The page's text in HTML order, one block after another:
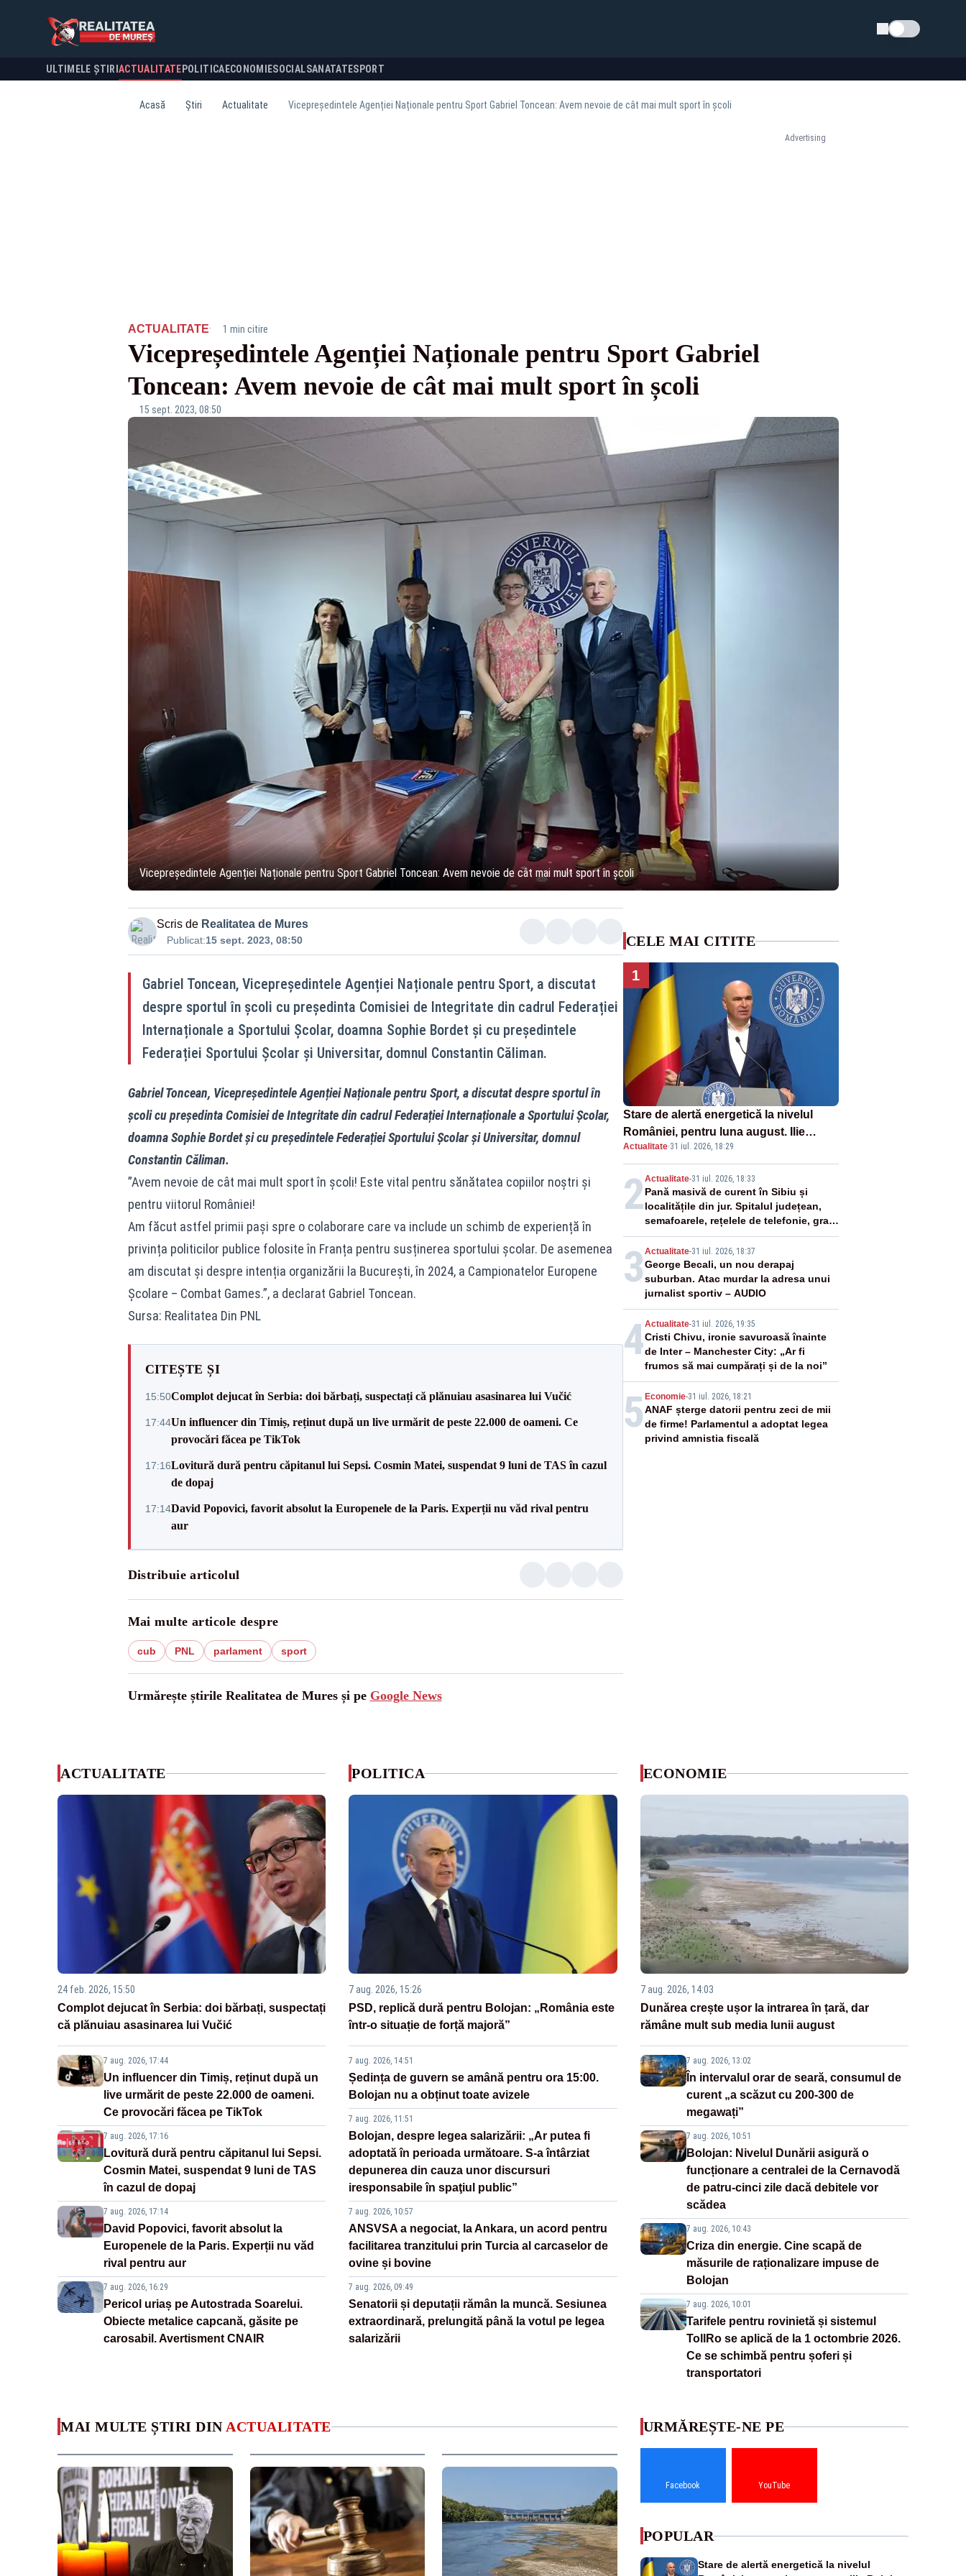
Schimba tema
ULTIMELE ȘTIRI ACTUALITATE POLITICA ECONOMIESOCIALSANATATESPORT
Acasă Știri Actualitate Vicepreședintele Agenției Naționale pentru Sport Gabriel Toncean: Avem nevoie de cât mai mult sport în școli
Advertising
ACTUALITATE· 1 min citire
Vicepreședintele Agenției Naționale pentru Sport Gabriel
Toncean: Avem nevoie de cât mai mult sport în școli
15 sept. 2023, 08:50
Vicepreședintele Agenției Naționale pentru Sport Gabriel Toncean: Avem nevoie de cât mai mult sport în școli
Scris de Realitatea de Mures
Publicat:15 sept. 2023, 08:50
Gabriel Toncean, Vicepreședintele Agenției Naționale pentru Sport, a discutat
despre sportul în școli cu președinta Comisiei de Integritate din cadrul Federației
Internaționale a Sportului Școlar, doamna Sophie Bordet și cu președintele
Federației Sportului Școlar și Universitar, domnul Constantin Căliman.
Gabriel Toncean, Vicepreședintele Agenției Naționale pentru Sport, a discutat despre sportul în
școli cu președinta Comisiei de Integritate din cadrul Federației Internaționale a Sportului Școlar,
doamna Sophie Bordet și cu președintele Federației Sportului Școlar și Universitar, domnul
Constantin Căliman.
”Avem nevoie de cât mai mult sport în școli! Este vital pentru sănătatea copiilor noștri și
pentru viitorul României!
Am făcut astfel primii pași spre o colaborare care va include un schimb de experiență în
privința politicilor publice folosite în Franța pentru susținerea sportului școlar. De asemenea
am discutat și despre intenția organizării la București, în 2024, a Campionatelor Europene
Școlare – Combat Games.”, a declarat Gabriel Toncean.
Sursa: Realitatea Din PNL
CITEȘTE ȘI
15:50Complot dejucat în Serbia: doi bărbați, suspectați că plănuiau asasinarea lui Vučić
17:44Un influencer din Timiș, reținut după un live urmărit de peste 22.000 de oameni. Ce
provocări făcea pe TikTok
17:16Lovitură dură pentru căpitanul lui Sepsi. Cosmin Matei, suspendat 9 luni de TAS în cazul
de dopaj
17:14David Popovici, favorit absolut la Europenele de la Paris. Experții nu văd rival pentru
aur
Distribuie articolul
Mai multe articole despre
cub PNL parlament sport
Urmărește știrile Realitatea de Mures și pe Google News
CELE MAI CITITE
1
Stare de alertă energetică la nivelul
României, pentru luna august. Ilie
Bolojan a anunțat importuri și posibile
restricții – VIDEO
Actualitate·31 iul. 2026, 18:29
2Actualitate-31 iul. 2026, 18:33
Pană masivă de curent în Sibiu și
localitățile din jur. Spitalul județean,
semafoarele, rețelele de telefonie, grav
afectate
3 Actualitate-31 iul. 2026, 18:37
George Becali, un nou derapaj
suburban. Atac murdar la adresa unui
jurnalist sportiv – AUDIO
4Actualitate-31 iul. 2026, 19:35
Cristi Chivu, ironie savuroasă înainte
de Inter – Manchester City: „Ar fi
frumos să mai cumpărați și de la noi”
5 Economie-31 iul. 2026, 18:21
ANAF șterge datorii pentru zeci de mii
de firme! Parlamentul a adoptat legea
privind amnistia fiscală
ACTUALITATE
24 feb. 2026, 15:50
Complot dejucat în Serbia: doi bărbați, suspectați
că plănuiau asasinarea lui Vučić
7 aug. 2026, 17:44
Un influencer din Timiș, reținut după un
live urmărit de peste 22.000 de oameni.
Ce provocări făcea pe TikTok
7 aug. 2026, 17:16
Lovitură dură pentru căpitanul lui Sepsi.
Cosmin Matei, suspendat 9 luni de TAS
în cazul de dopaj
7 aug. 2026, 17:14
David Popovici, favorit absolut la
Europenele de la Paris. Experții nu văd
rival pentru aur
7 aug. 2026, 16:29
Pericol uriaș pe Autostrada Soarelui.
Obiecte metalice capcană, găsite pe
carosabil. Avertisment CNAIR
POLITICA
7 aug. 2026, 15:26
PSD, replică dură pentru Bolojan: „România este
într-o situație de forță majoră”
7 aug. 2026, 14:51
Ședința de guvern se amână pentru ora 15:00.
Bolojan nu a obținut toate avizele
7 aug. 2026, 11:51
Bolojan, despre legea salarizării: „Ar putea fi
adoptată în perioada următoare. S-a întârziat
depunerea din cauza unor discursuri
iresponsabile în spaţiul public”
7 aug. 2026, 10:57
ANSVSA a negociat, la Ankara, un acord pentru
facilitarea tranzitului prin Turcia al carcaselor de
ovine și bovine
7 aug. 2026, 09:49
Senatorii și deputații rămân la muncă. Sesiunea
extraordinară, prelungită până la votul pe legea
salarizării
ECONOMIE
7 aug. 2026, 14:03
Dunărea crește ușor la intrarea în țară, dar
rămâne mult sub media lunii august
7 aug. 2026, 13:02
În intervalul orar de seară, consumul de
curent „a scăzut cu 200-300 de
megawați”
7 aug. 2026, 10:51
Bolojan: Nivelul Dunării asigură o
funcționare a centralei de la Cernavodă
de patru-cinci zile dacă debitele vor
scădea
7 aug. 2026, 10:43
Criza din energie. Cine scapă de
măsurile de raționalizare impuse de
Bolojan
7 aug. 2026, 10:01
Tarifele pentru rovinietă și sistemul
TollRo se aplică de la 1 octombrie 2026.
Ce se schimbă pentru șoferi și
transportatori
MAI MULTE ȘTIRI DIN ACTUALITATE URMĂREȘTE-NE PE
Facebook YouTube
POPULAR
Stare de alertă energetică la nivelul